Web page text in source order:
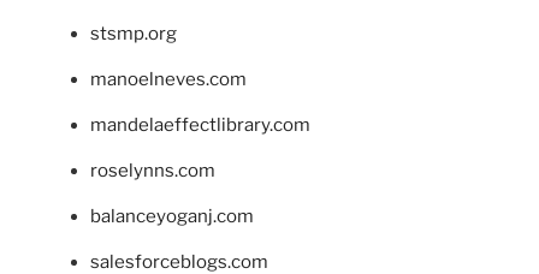
stsmp.org
manoelneves.com
mandelaeffectlibrary.com
roselynns.com
balanceyoganj.com
salesforceblogs.com